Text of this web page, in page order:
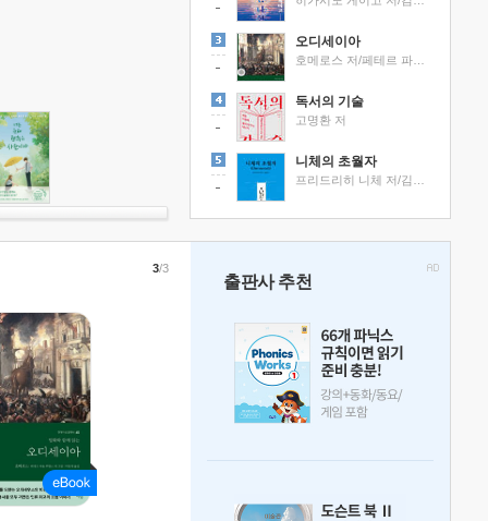
오디세이아
독서의 기술
고명환 저
니체의 초월자
3/3
출판사 추천